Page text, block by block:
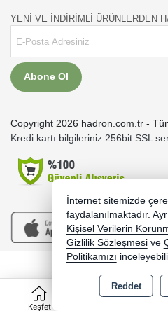
Keşfet
YENİ VE İNDİRİMLİ ÜRÜNLERDEN
Abone Ol
Copyright 2026 hadron.com.tr -
Kredi kartı bilgileriniz 256bit SSL
Bu site AKINSOFT E-
İnternet sitemizde
faydalanılmaktadır.
Kişisel Verilerin
Gizlilik Sözleşmesi ve
Politikamızı
Reddet